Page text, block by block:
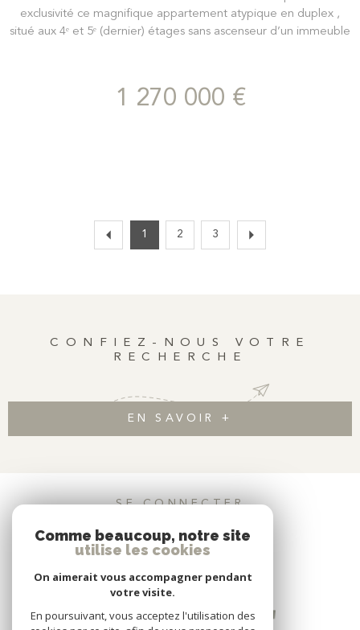
exclusivité ce magnifique appartement atypique en duplex ,
situé aux 4ᵉ et 5ᵉ (dernier) étages sans ascenseur d’un immeuble
donnant accès à l'espace nuit une spacieuse chambre de 17 m²
, baignée de lumière grâce à ses deux belles fenêtres, avec
chambre d’appoint , ainsi qu’une cuisine semi-ouverte
1 270 000 €
1 2 3
CONFIEZ-NOUS VOTRE
RECHERCHE
EN SAVOIR +
SE CONNECTER
ESPACE PROPRIÉTAIRE
Comme beaucoup, notre site
utilise les cookies
On aimerait vous accompagner pendant
votre visite.
En poursuivant, vous acceptez l'utilisation des